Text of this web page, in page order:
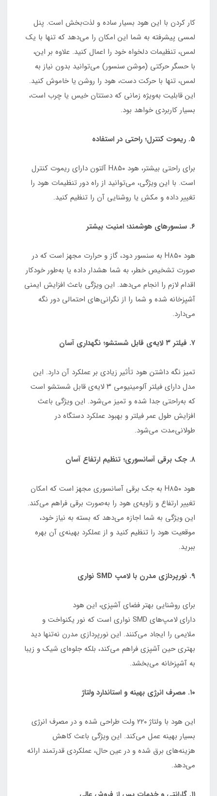
کار کردن با این هود بسیار ساده و لذت‌بخش است. پنل
لمسی پیشرفته به شما این امکان را می‌دهد که تنها با یک
لمس، تنظیمات دلخواه خود را اعمال کنید. علاوه بر این،
با حسگر حرکتی (موشن سنسور) می‌توانید بدون نیاز به
لمس، تنها با حرکت دست، هود را روشن یا خاموش کنید.
این قابلیت به‌ویژه زمانی که دستتان خیس یا چرب است،
بسیار کاربردی خواهد بود.
۵. ریموت کنترل؛ راحتی در استفاده
برای راحتی بیشتر، هود H۸۵۰ آلتون دارای ریموت کنترل
است. با این ویژگی، می‌توانید از راه دور تنظیمات هود را
تغییر داده و مکش یا روشنایی آن را تنظیم کنید.
۶. سنسورهای هوشمند؛ امنیت بیشتر
هود H۸۵۰ به سنسور دود، گاز و حرارت مجهز است که در
صورت تشخیص خطر، به شما هشدار داده یا به‌طور خودکار
اقدام لازم را انجام می‌دهد. این ویژگی باعث افزایش ایمنی
آشپزخانه شده و شما را از نگرانی‌های احتمالی دور نگه
می‌دارد.
۷. فیلتر ۳ لایه‌ی قابل شستشو؛ نگهداری آسان
تمیز نگه داشتن هود تأثیر زیادی بر عملکرد آن دارد. این
مدل دارای فیلتر آلومینیومی ۳ لایه‌ی قابل شستشو است
که به‌راحتی جدا شده و تمیز می‌شود. این ویژگی باعث
افزایش طول عمر فیلتر و بهبود عملکرد دستگاه در
طولانی‌مدت می‌شود.
۸. جک برقی آسانسوری؛ تنظیم ارتفاع آسان
هود H۸۵۰ به جک برقی آسانسوری مجهز است که امکان
تغییر ارتفاع و زاویه‌ی هود را به‌صورت برقی فراهم می‌کند.
این ویژگی به شما اجازه می‌دهد که بسته به نیاز خود،
موقعیت هود را تنظیم کنید و از عملکرد بهینه‌ی آن بهره
ببرید.
۹. نورپردازی مدرن با لامپ SMD نواری
برای روشنایی بهتر فضای آشپزی، این هود
دارای لامپ‌های SMD نواری است که نور یکنواخت و
ملایمی را ایجاد می‌کنند. این نورپردازی مدرن نه‌تنها دید
بهتری حین آشپزی فراهم می‌کند، بلکه جلوه‌ای شیک و زیبا
به آشپزخانه می‌بخشد.
۱۰. مصرف انرژی بهینه و استاندارد ولتاژ
این هود با ولتاژ ۲۲۰ ولت طراحی شده و در مصرف انرژی
بسیار بهینه عمل می‌کند. این ویژگی باعث کاهش
هزینه‌های برق شده و در عین حال، عملکردی قدرتمند ارائه
می‌دهد.